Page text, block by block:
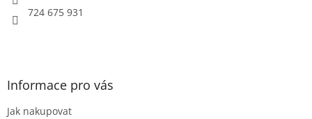
724 675 931
Informace pro vás
Jak nakupovat